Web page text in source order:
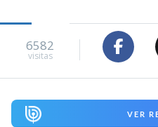
6582
visitas
VER